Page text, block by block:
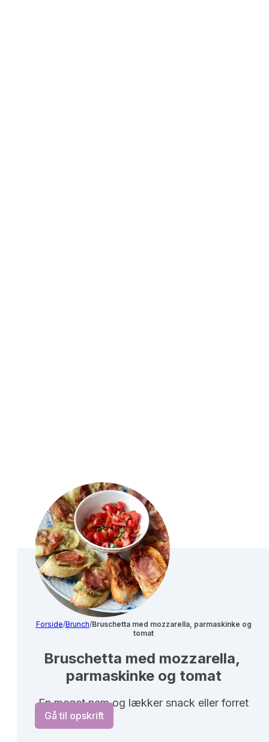
Forside/Brunch/Bruschetta med mozzarella, parmaskinke og
tomat
Bruschetta med mozzarella,
parmaskinke og tomat
En meget nem og lækker snack eller forret
Gå til opskrift